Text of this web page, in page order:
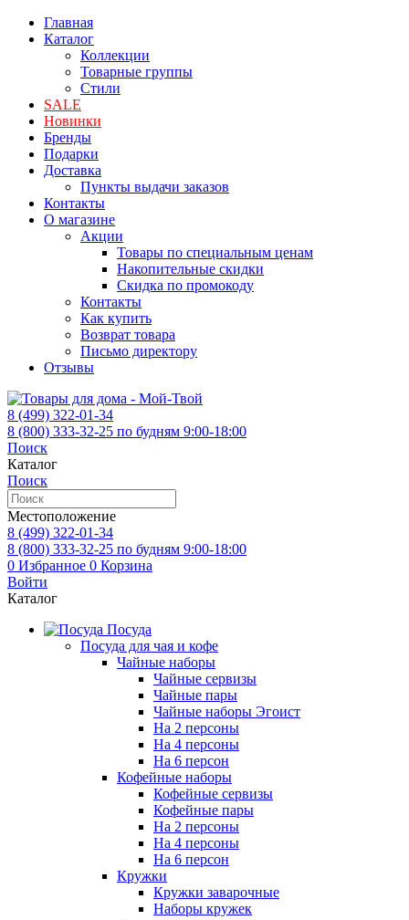
Главная
Каталог
Коллекции
Товарные группы
Стили
SALE
Новинки
Бренды
Подарки
Доставка
Пункты выдачи заказов
Контакты
О магазине
Акции
Товары по специальным ценам
Накопительные скидки
Скидка по промокоду
Контакты
Как купить
Возврат товара
Письмо директору
Отзывы
8 (499) 322-01-34
8 (800) 333-32-25 по будням 9:00-18:00
Поиск
Каталог
Поиск
Местоположение
8 (499) 322-01-34
8 (800) 333-32-25 по будням 9:00-18:00
0 Избранное 0 Корзина
Войти
Каталог
Посуда
Посуда для чая и кофе
Чайные наборы
Чайные сервизы
Чайные пары
Чайные наборы Эгоист
На 2 персоны
На 4 персоны
На 6 персон
Кофейные наборы
Кофейные сервизы
Кофейные пары
На 2 персоны
На 4 персоны
На 6 персон
Кружки
Кружки заварочные
Наборы кружек